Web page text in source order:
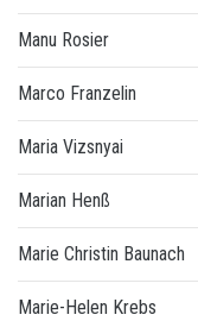
Manu Rosier
Marco Franzelin
Maria Vizsnyai
Marian Henß
Marie Christin Baunach
Marie-Helen Krebs